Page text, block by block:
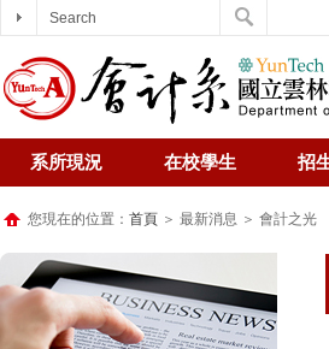
系所現況 在校學生 招
您現在的位置： 首頁 ＞ 最新消息 ＞ 會計之光
Search